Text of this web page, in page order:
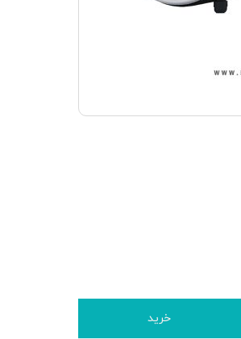
خرید